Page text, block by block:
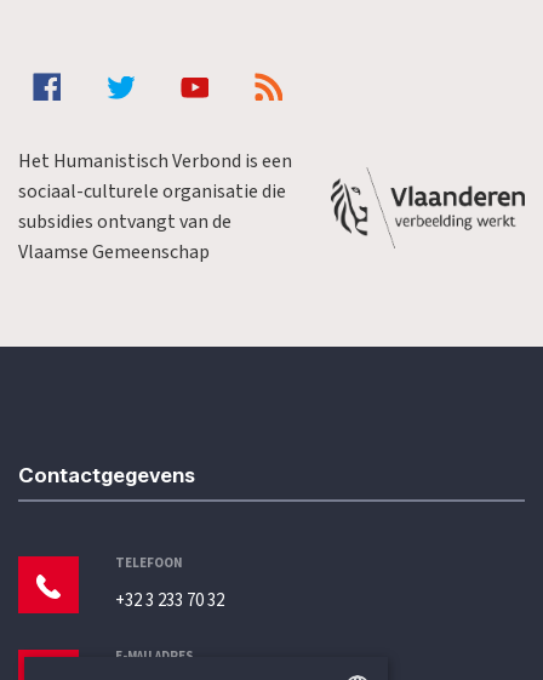
Het Humanistisch Verbond is een
sociaal-culturele organisatie die
subsidies ontvangt van de
Vlaamse Gemeenschap
Contactgegevens
TELEFOON
+32 3 233 70 32
E-MAILADRES